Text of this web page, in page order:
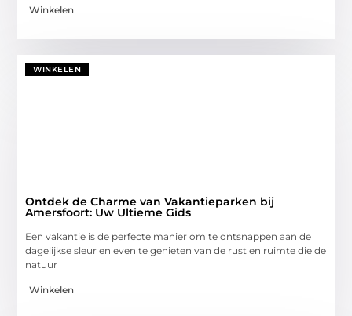
Winkelen
WINKELEN
Ontdek de Charme van Vakantieparken bij
Amersfoort: Uw Ultieme Gids
Een vakantie is de perfecte manier om te ontsnappen aan de
dagelijkse sleur en even te genieten van de rust en ruimte die de
natuur
Winkelen